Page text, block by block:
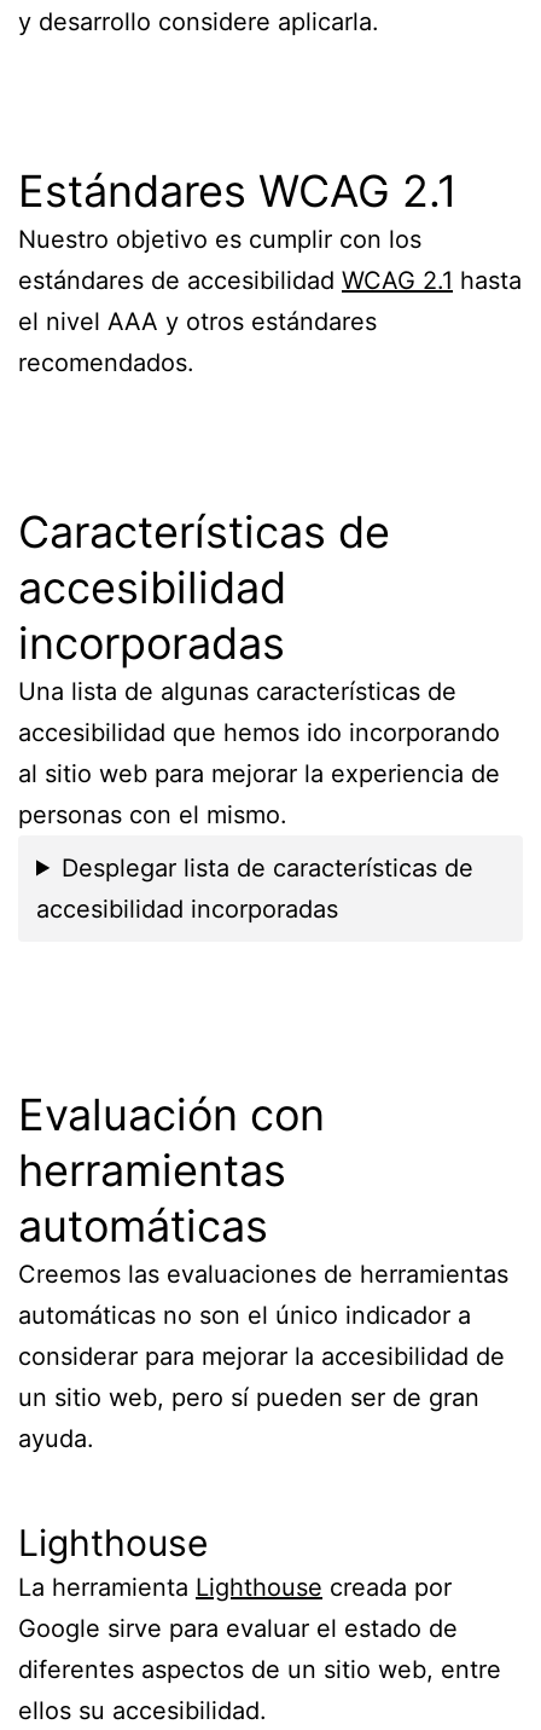
y desarrollo considere aplicarla.
Estándares WCAG 2.1
Nuestro objetivo es cumplir con los
estándares de accesibilidad WCAG 2.1 hasta
el nivel AAA y otros estándares
recomendados.
Características de
accesibilidad
incorporadas
Una lista de algunas características de
accesibilidad que hemos ido incorporando
al sitio web para mejorar la experiencia de
personas con el mismo.
Desplegar lista de características de
accesibilidad incorporadas
Evaluación con
herramientas
automáticas
Creemos las evaluaciones de herramientas
automáticas no son el único indicador a
considerar para mejorar la accesibilidad de
un sitio web, pero sí pueden ser de gran
ayuda.
Lighthouse
La herramienta Lighthouse creada por
Google sirve para evaluar el estado de
diferentes aspectos de un sitio web, entre
ellos su accesibilidad.